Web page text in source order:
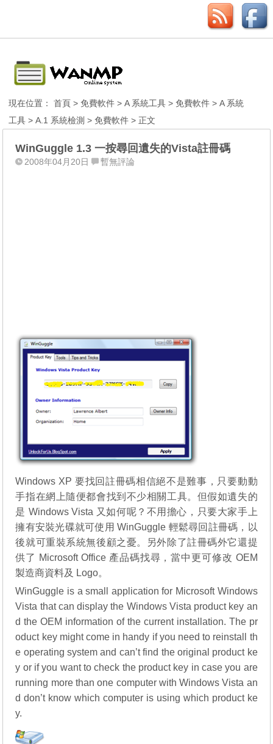
現在位置：首頁 >免費軟件 >A 系統工具 >免費軟件 >A 系統
工具 >A.1 系統檢測 >免費軟件 > 正文
WinGuggle 1.3 一按尋回遺失的Vista註冊碼
2008年04月20日 暫無評論
Windows XP 要找回註冊碼相信絕不是難事，只要動動
手指在網上隨便都會找到不少相關工具。但假如遺失的
是 Windows Vista 又如何呢？不用擔心，只要大家手上
擁有安裝光碟就可使用 WinGuggle 輕鬆尋回註冊碼，以
後就可重裝系統無後顧之憂。另外除了註冊碼外它還提
供了 Microsoft Office 產品碼找尋，當中更可修改 OEM
製造商資料及 Logo。
WinGuggle is a small application for Microsoft Windows
Vista that can display the Windows Vista product key an
d the OEM information of the current installation. The pr
oduct key might come in handy if you need to reinstall th
e operating system and can’t find the original product ke
y or if you want to check the product key in case you are
running more than one computer with Windows Vista an
d don’t know which computer is using which product ke
y.